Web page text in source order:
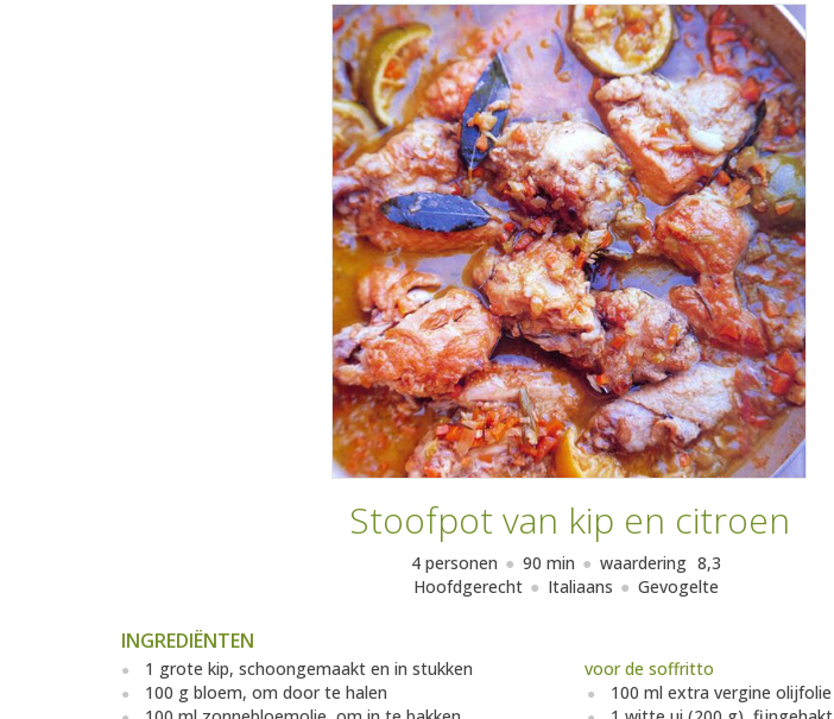
Stoofpot van kip en citroen
4 personen 90 min waardering 8,3
Hoofdgerecht
Italiaans Gevogelte
INGREDIËNTEN
1 grote kip, schoongemaakt en in stukken
100 g bloem, om door te halen
voor de soffritto
100 ml extra vergine olijfolie